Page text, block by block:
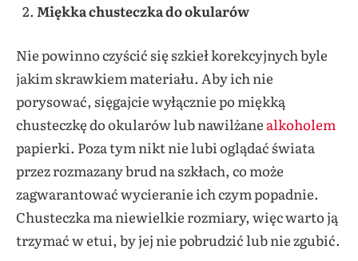
Miękka chusteczka do okularów
Nie powinno czyścić się szkieł korekcyjnych byle
jakim skrawkiem materiału. Aby ich nie
porysować, sięgajcie wyłącznie po miękką
chusteczkę do okularów lub nawilżane alkoholem
papierki. Poza tym nikt nie lubi oglądać świata
przez rozmazany brud na szkłach, co może
zagwarantować wycieranie ich czym popadnie.
Chusteczka ma niewielkie rozmiary, więc warto ją
trzymać w etui, by jej nie pobrudzić lub nie zgubić.